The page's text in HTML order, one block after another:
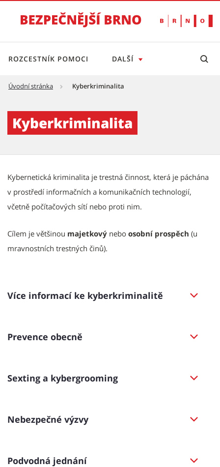
ROZCESTNÍK POMOCI DALŠÍ
Úvodní stránka Kyberkriminalita
Kyberkriminalita
Kybernetická kriminalita je trestná činnost, která je páchána
v prostředí informačních a komunikačních technologií,
včetně počítačových sítí nebo proti nim.
Cílem je většinou majetkový nebo osobní prospěch (u
mravnostních trestných činů).
Více informací ke kyberkriminalitě
Prevence obecně
Sexting a kybergrooming
Nebezpečné výzvy
Podvodná jednání